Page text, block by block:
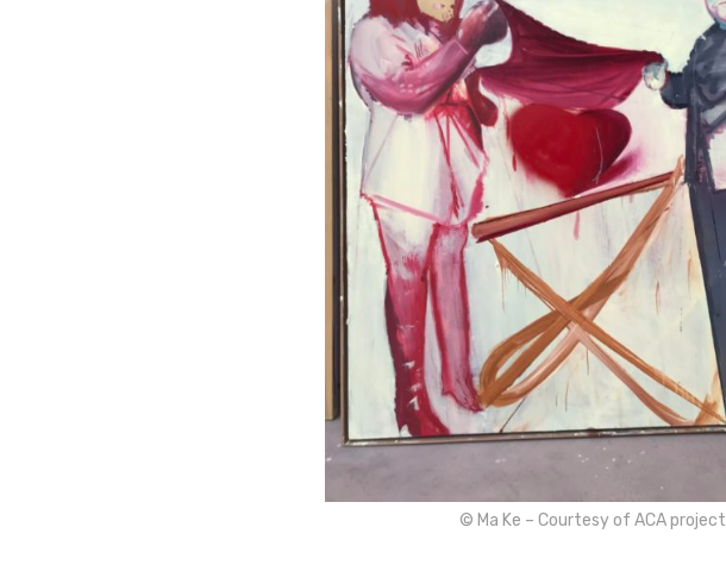
© Ma Ke – Courtesy of ACA project